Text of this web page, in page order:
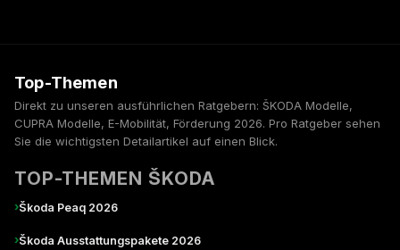
Top-Themen
Direkt zu unseren ausführlichen Ratgebern: ŠKODA Modelle,
CUPRA Modelle, E-Mobilität, Förderung 2026. Pro Ratgeber sehen
Sie die wichtigsten Detailartikel auf einen Blick.
TOP-THEMEN ŠKODA
›Škoda Peaq 2026
›Škoda Ausstattungspakete 2026